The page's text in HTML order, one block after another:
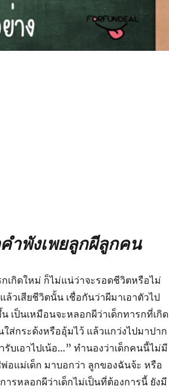
ำพังเพยลูกผีลูกคน
เกิดใหม่ ก็ไม่แน่ว่าจะรอดชีวิตหรือไม่
วเสียชีวิตนั้น เชื่อกันว่าผีมาเอาตัวไป
เป็นเหมือนจะหลอกผีว่าเด็กทารกที่เกิด
ส่กระด้งหรืออุ้มไว้ แล้วแกว่งไปมาปาก
บเอาไปเน้อ…” ทำนองว่าเด็กคนนี้ไม่มี
อแม่เด็ก มาบอกว่า ลูกของฉันจ้ะ หรือ
ารหลอกผีว่าเด็กไม่เป็นที่ต้องการนี้ ยังมี